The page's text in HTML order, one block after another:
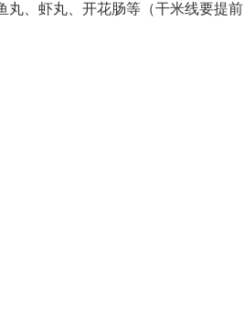
丸、虾丸、开花肠等（干米线要提前